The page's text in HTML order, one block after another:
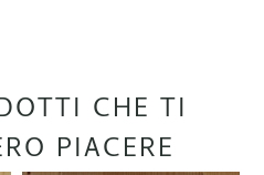
CHE TI
PIACERE